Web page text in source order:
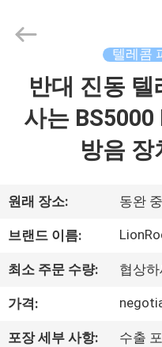
회
사
소
Copyright
corporate
Reserved.
텔레콤
반대 진동
사는 BS5000
방음
원래 장소: 동완
브랜드 이름:
최소 주문 수량: 협상
가격:
포장 세부 사항: 수출